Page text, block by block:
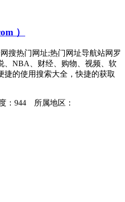
）
搜热门网址;热门网址导航站网罗
、NBA、财经、购物、视频、软
捷的使用搜索大全，快捷的获取
：944 所属地区：